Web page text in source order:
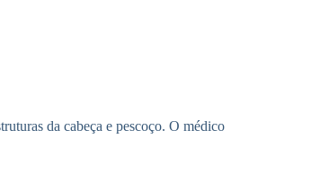
da cabeça e pescoço. O médico